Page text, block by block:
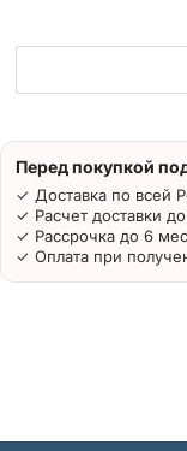
Перед покупкой
✓ Доставка по всей
✓ Расчет доставки
✓ Рассрочка до 6
✓ Оплата при